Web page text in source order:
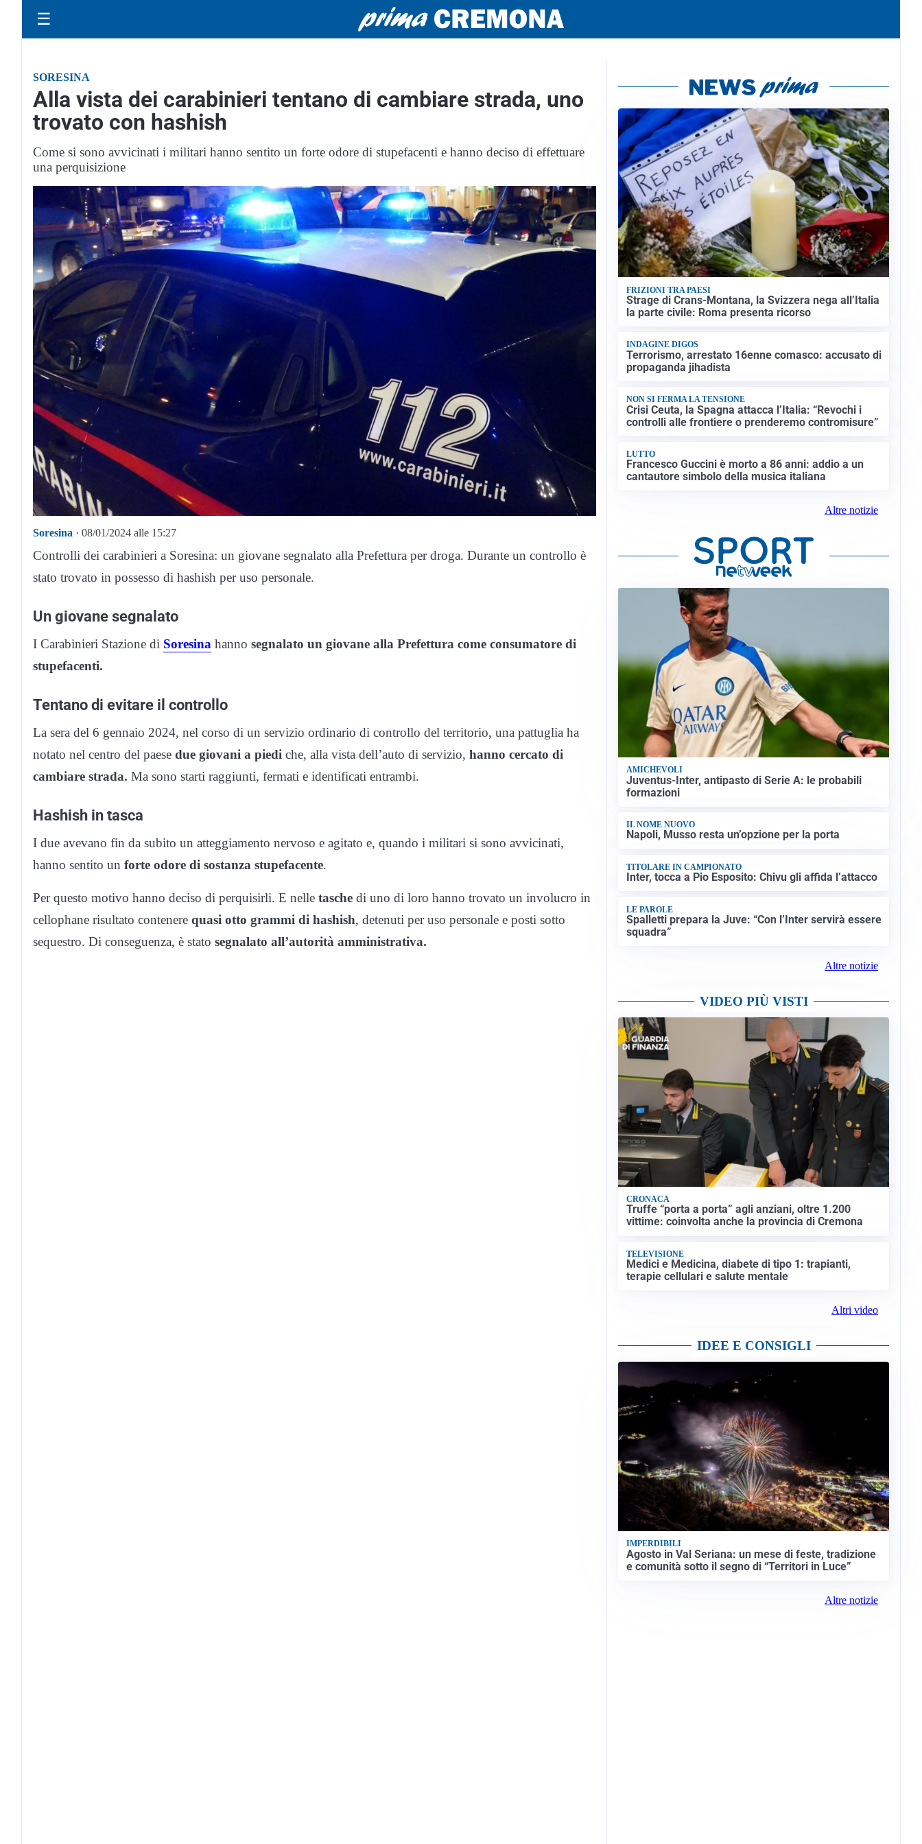
☰
SORESINA
Alla vista dei carabinieri tentano di cambiare strada, uno
trovato con hashish
Come si sono avvicinati i militari hanno sentito un forte odore di stupefacenti e hanno deciso di effettuare
una perquisizione
Soresina · 08/01/2024 alle 15:27
Controlli dei carabinieri a Soresina: un giovane segnalato alla Prefettura per droga. Durante un controllo è
stato trovato in possesso di hashish per uso personale.
Un giovane segnalato
I Carabinieri Stazione di Soresina hanno segnalato un giovane alla Prefettura come consumatore di
stupefacenti.
Tentano di evitare il controllo
La sera del 6 gennaio 2024, nel corso di un servizio ordinario di controllo del territorio, una pattuglia ha
notato nel centro del paese due giovani a piedi che, alla vista dell’auto di servizio, hanno cercato di
cambiare strada. Ma sono starti raggiunti, fermati e identificati entrambi.
Hashish in tasca
I due avevano fin da subito un atteggiamento nervoso e agitato e, quando i militari si sono avvicinati,
hanno sentito un forte odore di sostanza stupefacente.
Per questo motivo hanno deciso di perquisirli. E nelle tasche di uno di loro hanno trovato un involucro in
cellophane risultato contenere quasi otto grammi di hashish, detenuti per uso personale e posti sotto
sequestro. Di conseguenza, è stato segnalato all’autorità amministrativa.
FRIZIONI TRA PAESI
Strage di Crans-Montana, la Svizzera nega all’Italia
la parte civile: Roma presenta ricorso
INDAGINE DIGOS
Terrorismo, arrestato 16enne comasco: accusato di
propaganda jihadista
NON SI FERMA LA TENSIONE
Crisi Ceuta, la Spagna attacca l’Italia: “Revochi i
controlli alle frontiere o prenderemo contromisure”
LUTTO
Francesco Guccini è morto a 86 anni: addio a un
cantautore simbolo della musica italiana
Altre notizie
AMICHEVOLI
Juventus-Inter, antipasto di Serie A: le probabili
formazioni
IL NOME NUOVO
Napoli, Musso resta un’opzione per la porta
TITOLARE IN CAMPIONATO
Inter, tocca a Pio Esposito: Chivu gli affida l’attacco
LE PAROLE
Spalletti prepara la Juve: “Con l’Inter servirà essere
squadra”
Altre notizie
VIDEO PIÙ VISTI
CRONACA
Truffe “porta a porta” agli anziani, oltre 1.200
vittime: coinvolta anche la provincia di Cremona
TELEVISIONE
Medici e Medicina, diabete di tipo 1: trapianti,
terapie cellulari e salute mentale
Altri video
IDEE E CONSIGLI
IMPERDIBILI
Agosto in Val Seriana: un mese di feste, tradizione
e comunità sotto il segno di “Territori in Luce”
Altre notizie